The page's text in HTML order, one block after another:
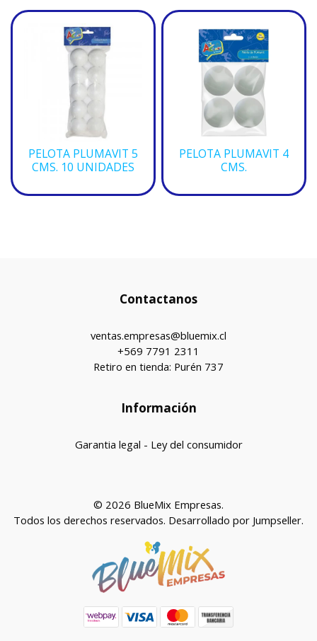
PELOTA PLUMAVIT 5
CMS. 10 UNIDADES
PELOTA PLUMAVIT 4
CMS.
Contactanos
ventas.empresas@bluemix.cl
+569 7791 2311
Retiro en tienda: Purén 737
Información
Garantia legal - Ley del consumidor
© 2026 BlueMix Empresas.
Todos los derechos reservados. Desarrollado por Jumpseller.